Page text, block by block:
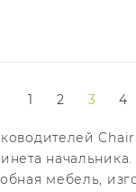
1 2 3 4
начальника.
мебель,